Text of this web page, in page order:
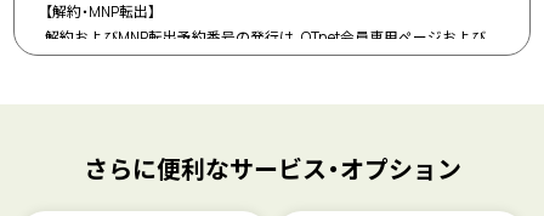
【解約・MNP転出】
解約およびMNP転出予約番号の発行は、QTnet会員専用ページおよび
【通信エリア】
さらに便利なサービス・オプション